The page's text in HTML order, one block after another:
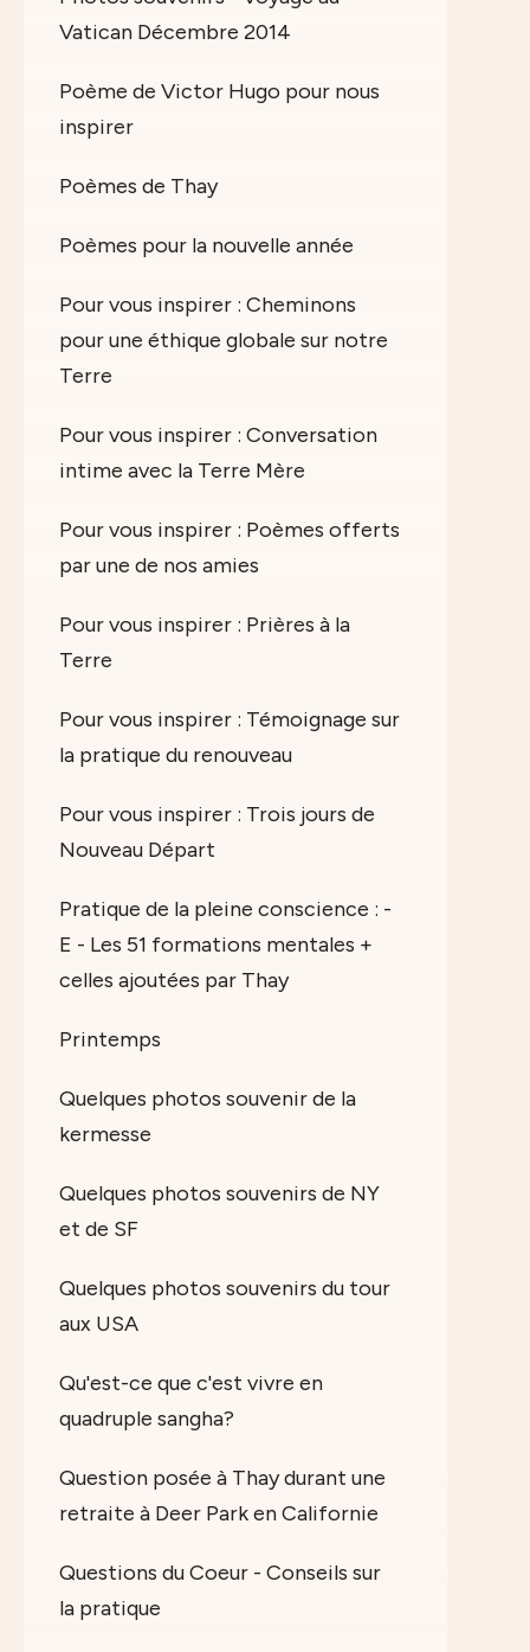
Vatican Décembre 2014
Poème de Victor Hugo pour nous
inspirer
Poèmes de Thay
Poèmes pour la nouvelle année
Pour vous inspirer : Cheminons
pour une éthique globale sur notre
Terre
Pour vous inspirer : Conversation
intime avec la Terre Mère
Pour vous inspirer : Poèmes offerts
par une de nos amies
Pour vous inspirer : Prières à la
Terre
Pour vous inspirer : Témoignage sur
la pratique du renouveau
Pour vous inspirer : Trois jours de
Nouveau Départ
Pratique de la pleine conscience : -
E - Les 51 formations mentales +
celles ajoutées par Thay
Printemps
Quelques photos souvenir de la
kermesse
Quelques photos souvenirs de NY
et de SF
Quelques photos souvenirs du tour
aux USA
Qu'est-ce que c'est vivre en
quadruple sangha?
Question posée à Thay durant une
retraite à Deer Park en Californie
Questions du Coeur - Conseils sur
la pratique